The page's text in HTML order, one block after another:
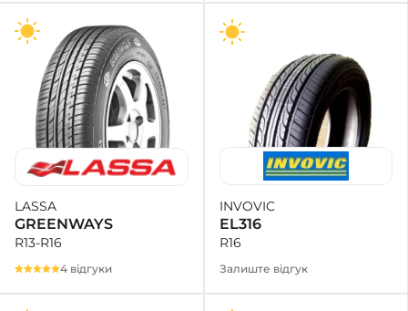
LASSA
GREENWAYS
R13-R16
4 відгуки
INVOVIC
EL316
R16
Залиште відгук